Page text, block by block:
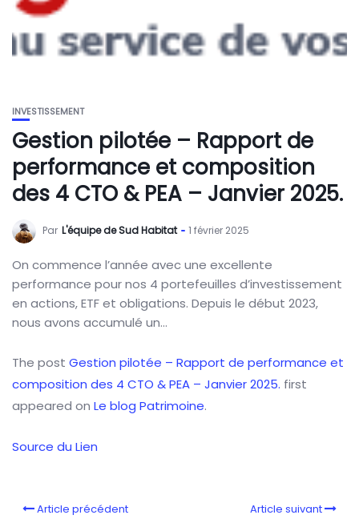
INVESTISSEMENT
Gestion pilotée – Rapport de
performance et composition
des 4 CTO & PEA – Janvier 2025.
Par L'équipe de Sud Habitat 1 février 2025
On commence l’année avec une excellente
performance pour nos 4 portefeuilles d’investissement
en actions, ETF et obligations. Depuis le début 2023,
nous avons accumulé un…
The post Gestion pilotée – Rapport de performance et
composition des 4 CTO & PEA – Janvier 2025. first
appeared on Le blog Patrimoine.
Source du Lien
Article précédent Article suivant